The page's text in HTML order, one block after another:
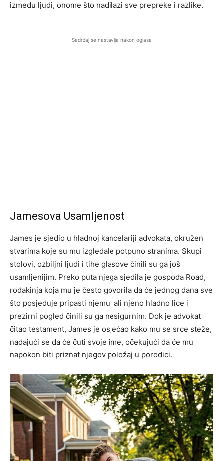
između ljudi, onome što nadilazi sve prepreke i razlike.
Sadržaj se nastavlja nakon oglasa
Jamesova Usamljenost
James je sjedio u hladnoj kancelariji advokata, okružen
stvarima koje su mu izgledale potpuno stranima. Skupi
stolovi, ozbiljni ljudi i tihe glasove činili su ga još
usamljenijim. Preko puta njega sjedila je gospođa Road,
rođakinja koja mu je često govorila da će jednog dana sve
što posjeduje pripasti njemu, ali njeno hladno lice i
prezirni pogled činili su ga nesigurnim. Dok je advokat
čitao testament, James je osjećao kako mu se srce steže,
nadajući se da će čuti svoje ime, očekujući da će mu
napokon biti priznat njegov položaj u porodici.